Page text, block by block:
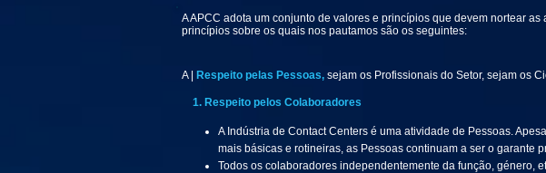
A APCC adota um conjunto de valores e princípios que devem nortear
princípios sobre os quais nos pautamos são os seguintes:
A | Respeito pelas Pessoas, sejam os Profissionais do Setor, sejam os
1. Respeito pelos Colaboradores
A Indústria de Contact Centers é uma atividade de Pessoas.
mais básicas e rotineiras, as Pessoas continuam a ser o
Todos os colaboradores independentemente da função, género,